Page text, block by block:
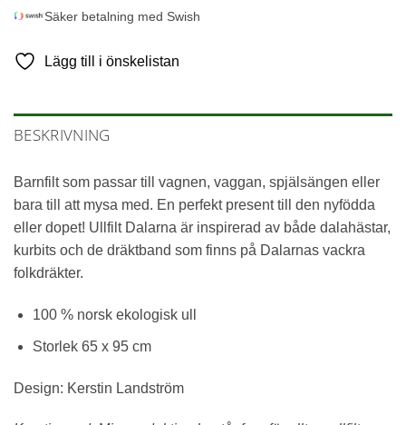
Säker betalning med Swish
Lägg till i önskelistan
BESKRIVNING
Barnfilt som passar till vagnen, vaggan, spjälsängen eller
bara till att mysa med. En perfekt present till den nyfödda
eller dopet! Ullfilt Dalarna är inspirerad av både dalahästar,
kurbits och de dräktband som finns på Dalarnas vackra
folkdräkter.
100 % norsk ekologisk ull
Storlek 65 x 95 cm
Design: Kerstin Landström